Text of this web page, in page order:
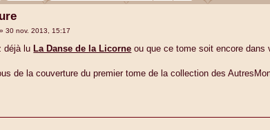
30 nov. 2013, 15:17
déjà lu La Danse de la Licorne ou que ce tome soit encore
de la couverture du premier tome de la collection des